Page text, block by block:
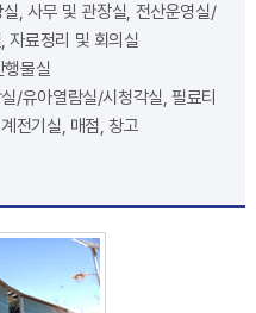
, 사무 및 관장실, 전산운영실/
자료정리 및 회의실
행물실
/유아열람실/시청각실, 필료티
전기실, 매점, 창고